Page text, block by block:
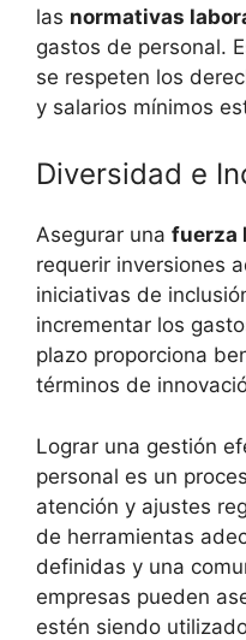
las normativas
gastos de personal.
se respeten los
y salarios mínimos
Diversidad e
Asegurar una fuerza
requerir inversiones
iniciativas de
incrementar los
plazo proporciona
términos de
Lograr una gestión
personal es un
atención y ajustes
de herramientas
definidas y una
empresas pueden
estén siendo